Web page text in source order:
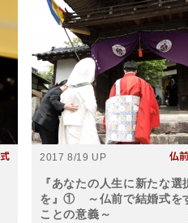
2017 8/19 UP
『あなたの人生に新たな選
を』① ～仏前で結婚式を
ことの意義～